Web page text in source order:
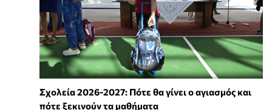
Σχολεία 2026-2027: Πότε θα γίνει ο αγιασμός και
πότε ξεκινούν τα μαθήματα